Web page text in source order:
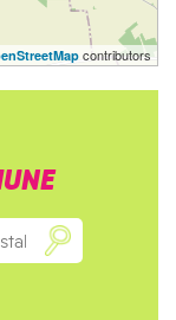
contributors